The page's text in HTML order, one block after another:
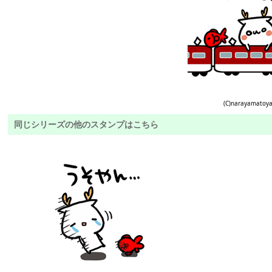
同じシリーズの他のスタンプはこちら